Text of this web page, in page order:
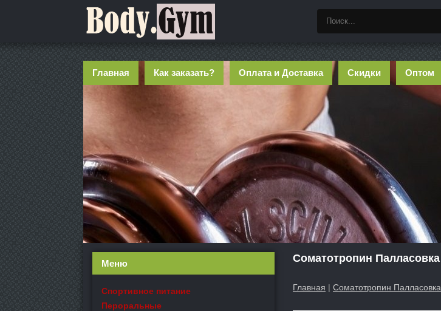
Главная Как заказать? Оплата и Доставка Скидки Оптом
Соматотропин Палласовка
Главная | Соматотропин Палласовка
Меню
Спортивное питание
Пероральные